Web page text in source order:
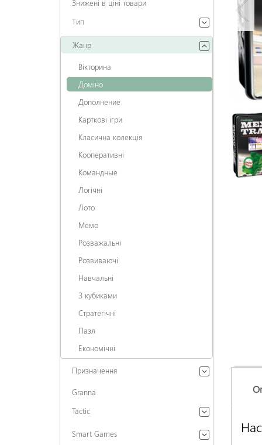
Знижені в ціні товари
Тип
Жанр
Вікторина
Доміно
Дополнение
Карткові ігри
Класична колекція
Кооперативні
Командные
Логічні
Лото
Мемо
Розважальні
Розвиваючі
Навчальні
З кубиками
Стратегічні
Пазл
Економічні
Призначення
Granna
Tactic
Smart Games